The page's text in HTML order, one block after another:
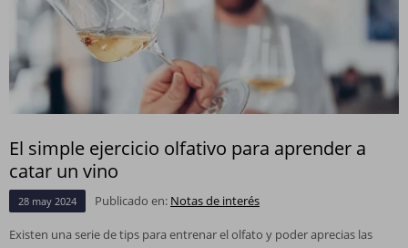
El simple ejercicio olfativo para aprender a
catar un vino
28 may 2024 Publicado en: Notas de interés
Existen una serie de tips para entrenar el olfato y poder aprecias las